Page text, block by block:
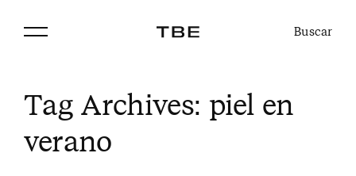
Buscar
Tag Archives: piel en
verano